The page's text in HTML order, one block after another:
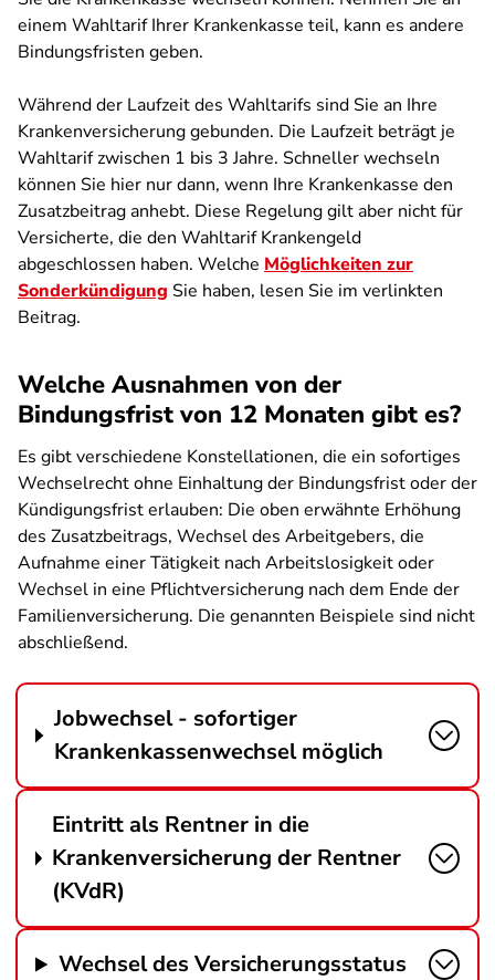
einem Wahltarif Ihrer Krankenkasse teil, kann es andere
Bindungsfristen geben.
Während der Laufzeit des Wahltarifs sind Sie an Ihre
Krankenversicherung gebunden. Die Laufzeit beträgt je
Wahltarif zwischen 1 bis 3 Jahre. Schneller wechseln
können Sie hier nur dann, wenn Ihre Krankenkasse den
Zusatzbeitrag anhebt. Diese Regelung gilt aber nicht für
Versicherte, die den Wahltarif Krankengeld
abgeschlossen haben. Welche Möglichkeiten zur
Sonderkündigung Sie haben, lesen Sie im verlinkten
Beitrag.
Welche Ausnahmen von der
Bindungsfrist von 12 Monaten gibt es?
Es gibt verschiedene Konstellationen, die ein sofortiges
Wechselrecht ohne Einhaltung der Bindungsfrist oder der
Kündigungsfrist erlauben: Die oben erwähnte Erhöhung
des Zusatzbeitrags, Wechsel des Arbeitgebers, die
Aufnahme einer Tätigkeit nach Arbeitslosigkeit oder
Wechsel in eine Pflichtversicherung nach dem Ende der
Familienversicherung. Die genannten Beispiele sind nicht
abschließend.
Jobwechsel - sofortiger
Krankenkassenwechsel möglich
Eintritt als Rentner in die
Krankenversicherung der Rentner
(KVdR)
Wechsel des Versicherungsstatus